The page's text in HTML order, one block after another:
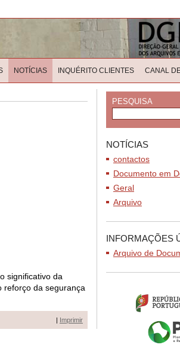
NOTÍCIAS INQUÉRITO CLIENTES CANAL
significativo da
reforço da segurança
| Imprimir
PESQUISA
NOTÍCIAS
contactos
Documento em
Geral
Arquivo
INFORMAÇÕES
Arquivo de